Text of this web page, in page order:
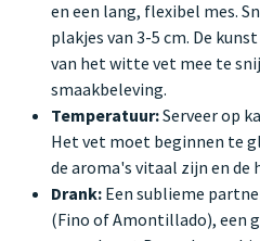
en een lang, flexibel mes.
plakjes van 3-5 cm. De
van het witte vet mee te
smaakbeleving.
Temperatuur:Serveer op
Het vet moet beginnen te
de aroma's vitaal zijn en de
Drank: Een sublieme
(Fino of Amontillado), een